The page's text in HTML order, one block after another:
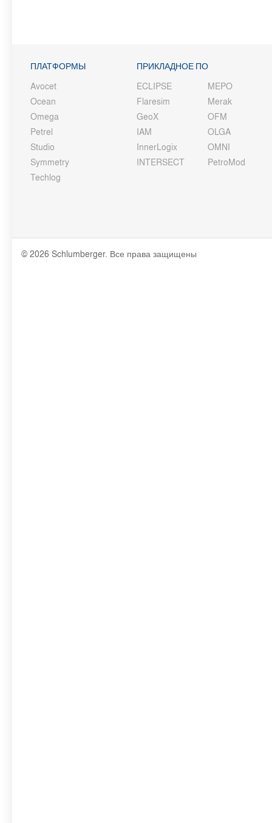
ПЛАТФОРМЫ
Avocet
Ocean
Omega
Petrel
Studio
Symmetry
Techlog
ПРИКЛАДНОЕ ПО
ECLIPSE
Flaresim
GeoX
IAM
InnerLogix
INTERSECT
MEPO
Merak
OFM
OLGA
OMNI
PetroMod
© 2026 Schlumberger. Все права защищены